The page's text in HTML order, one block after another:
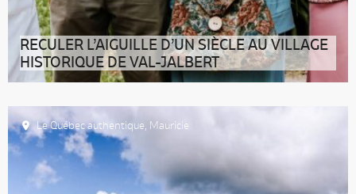
RECULER L’AIGUILLE D’UN SIÈCLE AU VILLAGE
HISTORIQUE DE VAL-JALBERT
Attrait phare du Saguenay–Lac-Saint-Jean, le Village
historique de Val-Jalbert t
Le Québec authentique, Mauricie